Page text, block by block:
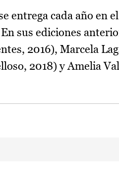
entrega cada año en
sus ediciones
2016), Marcela
2018) y Amelia